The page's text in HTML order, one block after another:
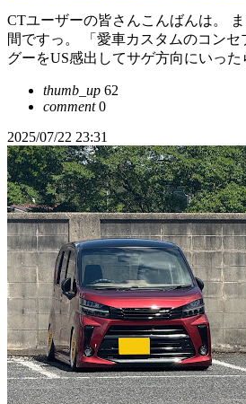
CTユーザーの皆さんこんばんは。
間ですっ。 「愛車カスタムのコン
グーをUS感出してサゲ方向にいった
thumb_up 62
comment0
2025/07/22 23:31